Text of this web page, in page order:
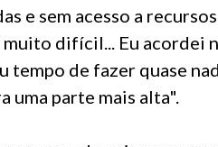
e sem acesso a
difícil... Eu acordei
tempo de fazer quase
uma parte mais alta".